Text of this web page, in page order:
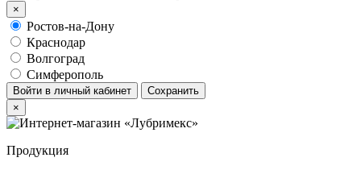
×
Ростов-на-Дону
Краснодар
Волгоград
Симферополь
Войти в личный кабинет
Сохранить
×
Продукция